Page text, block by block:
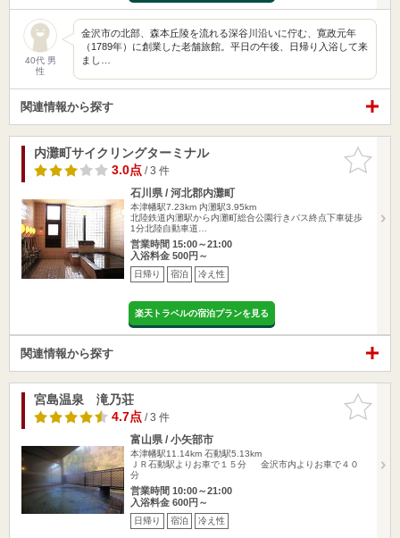
40代 男
性
金沢市の北部、森本丘陵を流れる深谷川沿いに佇む、寛政元年
（1789年）に創業した老舗旅館。平日の午後、日帰り入浴して来
まし…
関連情報から探す
お気に入
りに追加
内灘町サイクリングターミナル
3.0点/ 3 件
石川県 / 河北郡内灘町
本津幡駅7.23km 内灘駅3.95km
北陸鉄道内灘駅から内灘町総合公園行きバス終点下車徒歩
1分北陸自動車道…
営業時間 15:00～21:00
入浴料金 500円～
日帰り 宿泊 冷え性
楽天トラベルの宿泊プランを見る
関連情報から探す
お気に入
りに追加
宮島温泉 滝乃荘
4.7点/ 3 件
富山県 / 小矢部市
本津幡駅11.14km 石動駅5.13km
ＪＲ石動駅よりお車で１５分 金沢市内よりお車で４０
分
営業時間 10:00～21:00
入浴料金 600円～
日帰り 宿泊 冷え性